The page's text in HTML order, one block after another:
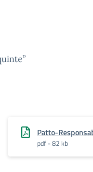
Patto-
pdf - 82 kb